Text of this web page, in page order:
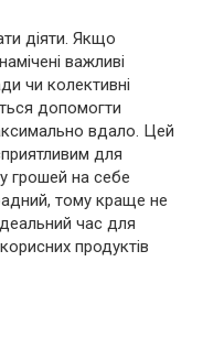
діяти. Якщо
важливі
чи колективні
допомогти
вдало. Цей
для
грошей на себе
тому краще не
час для
продуктів